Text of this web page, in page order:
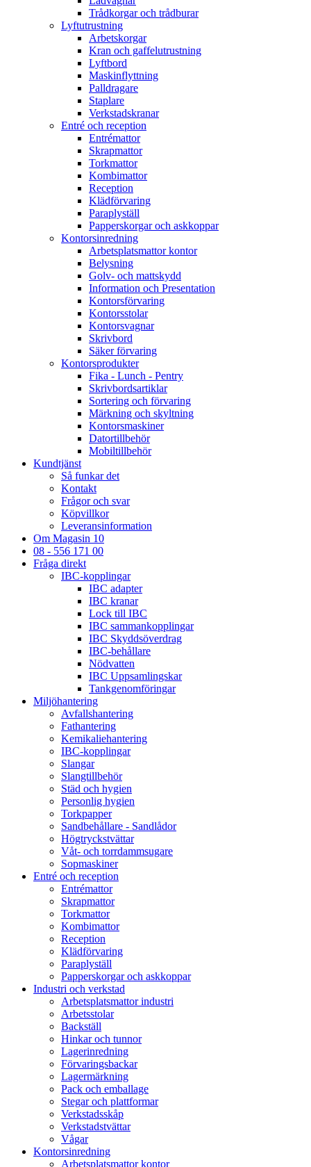
Trådkorgar och trådburar
Lyftutrustning
Arbetskorgar
Kran och gaffelutrustning
Lyftbord
Maskinflyttning
Palldragare
Staplare
Verkstadskranar
Entré och reception
Entrémattor
Skrapmattor
Torkmattor
Kombimattor
Reception
Klädförvaring
Paraplyställ
Papperskorgar och askkoppar
Kontorsinredning
Arbetsplatsmattor kontor
Belysning
Golv- och mattskydd
Information och Presentation
Kontorsförvaring
Kontorsstolar
Kontorsvagnar
Skrivbord
Säker förvaring
Kontorsprodukter
Fika - Lunch - Pentry
Skrivbordsartiklar
Sortering och förvaring
Märkning och skyltning
Kontorsmaskiner
Datortillbehör
Mobiltillbehör
Kundtjänst
Så funkar det
Kontakt
Frågor och svar
Köpvillkor
Leveransinformation
Om Magasin 10
08 - 556 171 00
Fråga direkt
IBC-kopplingar
IBC adapter
IBC kranar
Lock till IBC
IBC sammankopplingar
IBC Skyddsöverdrag
IBC-behållare
Nödvatten
IBC Uppsamlingskar
Tankgenomföringar
Miljöhantering
Avfallshantering
Fathantering
Kemikaliehantering
IBC-kopplingar
Slangar
Slangtillbehör
Städ och hygien
Personlig hygien
Torkpapper
Sandbehållare - Sandlådor
Högtryckstvättar
Våt- och torrdammsugare
Sopmaskiner
Entré och reception
Entrémattor
Skrapmattor
Torkmattor
Kombimattor
Reception
Klädförvaring
Paraplyställ
Papperskorgar och askkoppar
Industri och verkstad
Arbetsplatsmattor industri
Arbetsstolar
Backställ
Hinkar och tunnor
Lagerinredning
Förvaringsbackar
Lagermärkning
Pack och emballage
Stegar och plattformar
Verkstadsskåp
Verkstadstvättar
Vågar
Kontorsinredning
Arbetsplatsmattor kontor